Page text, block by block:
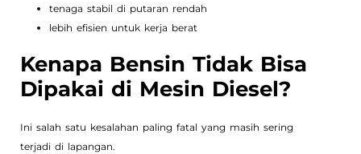
tenaga stabil di putaran rendah
lebih efisien untuk kerja berat
Kenapa Bensin Tidak Bisa
Dipakai di Mesin Diesel?
Ini salah satu kesalahan paling fatal yang masih sering
terjadi di lapangan.